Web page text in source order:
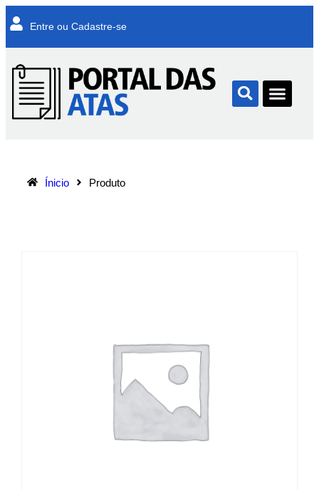
Entre ou Cadastre-se
Ínicio Produto